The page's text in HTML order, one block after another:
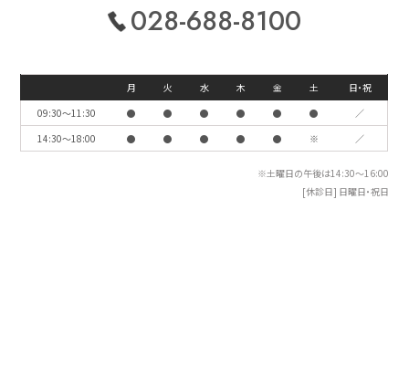
028-688-8100
月 火 水 木 金 土
日・祝
09:30〜11:30
● ● ● ● ● ●
／
14:30〜18:00
● ● ● ● ● ※ ／
※土曜日の午後は14:30〜16:00
[休診日] 日曜日・祝日